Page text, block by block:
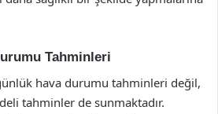
Tahminleri
hava durumu tahminleri değil,
tahminler de sunmaktadır.